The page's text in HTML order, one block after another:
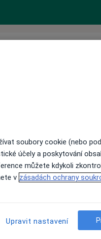
Ne
9 Srpen
Po
10
termínu není k
soubory cookie (nebo
účely a poskytování
můžete kdykoli
v zásadách ochrany
Upravit nastavení